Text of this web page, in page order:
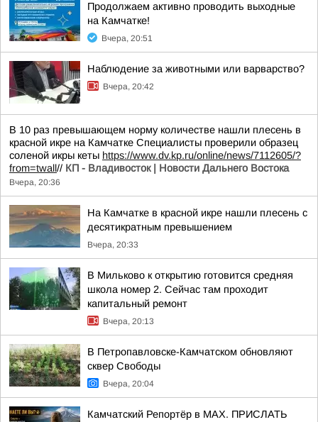
Продолжаем активно проводить выходные
на Камчатке!
Вчера, 20:51
Наблюдение за животными или варварство?
Вчера, 20:42
В 10 раз превышающем норму количестве нашли плесень в
красной икре на Камчатке Специалисты проверили образец
соленой икры кеты https://www.dv.kp.ru/online/news/7112605/?
from=twall// КП - Владивосток | Новости Дальнего Востока
Вчера, 20:36
На Камчатке в красной икре нашли плесень с
десятикратным превышением
Вчера, 20:33
В Мильково к открытию готовится средняя
школа номер 2. Сейчас там проходит
капитальный ремонт
Вчера, 20:13
В Петропавловске-Камчатском обновляют
сквер Свободы
Вчера, 20:04
Камчатский Репортёр в MAX. ПРИСЛАТЬ